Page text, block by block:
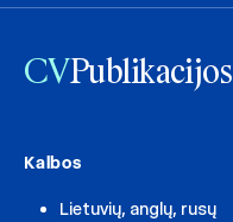
CVPublikacijos
Kalbos
Lietuvių, anglų, rusų